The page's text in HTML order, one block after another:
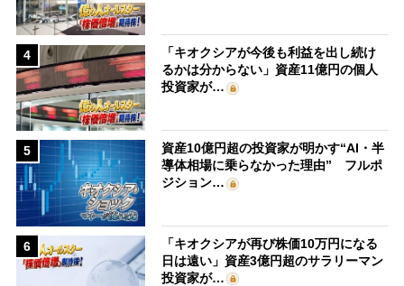
4
「キオクシアが今後も利益を出し続け
るかは分からない」資産11億円の個人
投資家が…
5
資産10億円超の投資家が明かす“AI・半
導体相場に乗らなかった理由” フルポ
ジション…
6
「キオクシアが再び株価10万円になる
日は遠い」資産3億円超のサラリーマン
投資家が…